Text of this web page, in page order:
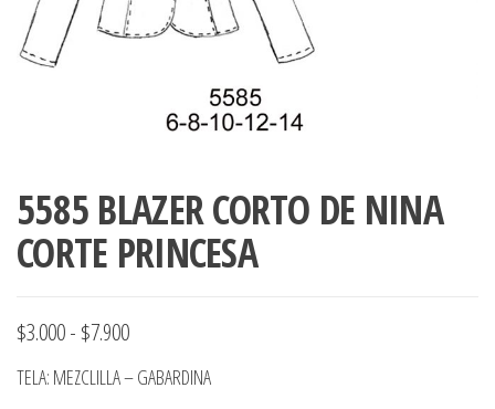
pdf , Moldes
Ploteo y
Gerber,
Santiago-
5585 BLAZER CORTO DE NINA
CORTE PRINCESA
$3.000- $7.900Rango
de
TELA: MEZCLILLA – GABARDINA